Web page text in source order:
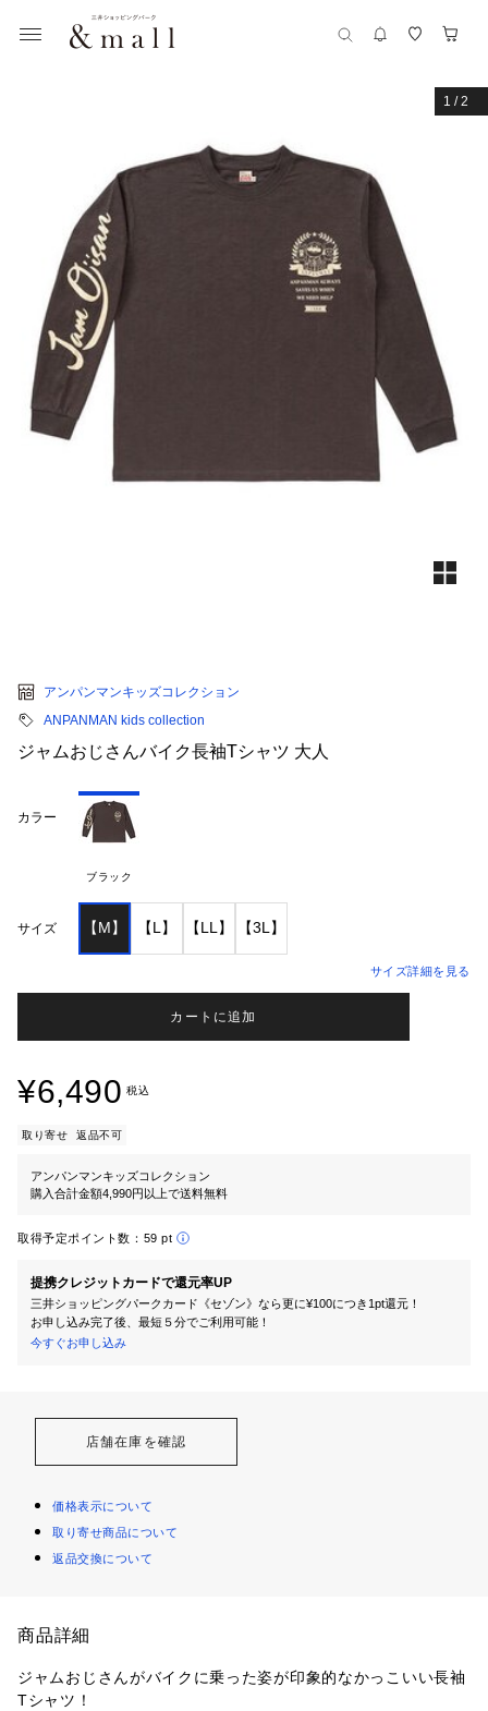
1 /2
アンパンマンキッズコレクション
ANPANMAN kids collection
ジャムおじさんバイク長袖Tシャツ 大人
カラー
ブラック
サイズ 【M】 【L】 【LL】 【3L】
サイズ詳細を見る
カートに追加
¥6,490 税込
取り寄せ 返品不可
アンパンマンキッズコレクション
購入合計金額4,990円以上で送料無料
取得予定ポイント数： 59 pt
提携クレジットカードで還元率UP
三井ショッピングパークカード《セゾン》なら更に¥100につき1pt還元！
お申し込み完了後、最短５分でご利用可能！
今すぐお申し込み
店舗在庫を確認
価格表示について
取り寄せ商品について
返品交換について
商品詳細
ジャムおじさんがバイクに乗った姿が印象的なかっこいい長袖
Tシャツ！